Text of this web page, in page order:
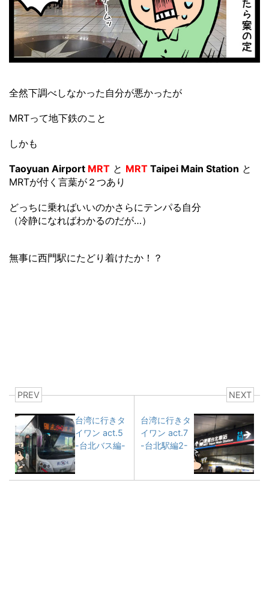
全然下調べしなかった自分が悪かったが
MRTって地下鉄のこと
しかも
Taoyuan Airport MRT と MRT Taipei Main Station と
MRTが付く言葉が２つあり
どっちに乗ればいいのかさらにテンパる自分
（冷静になればわかるのだが…）
無事に西門駅にたどり着けたか！？
PREV
台湾に行きタ
イワン act.5
-台北バス編-
NEXT
台湾に行きタ
イワン act.7
-台北駅編2-